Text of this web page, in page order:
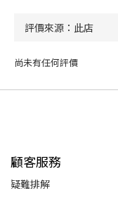
尚未有任何評價
顧客服務
疑難排解